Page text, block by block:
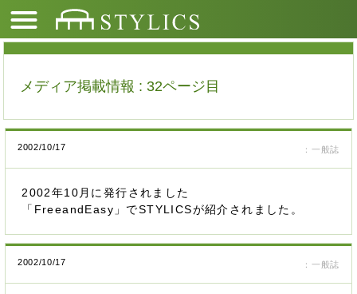
メディア掲載情報 : 32ページ目
：一般誌
2002/10/17
2002年10月に発行されました
「FreeandEasy」でSTYLICSが紹介されました。
：一般誌
2002/10/17